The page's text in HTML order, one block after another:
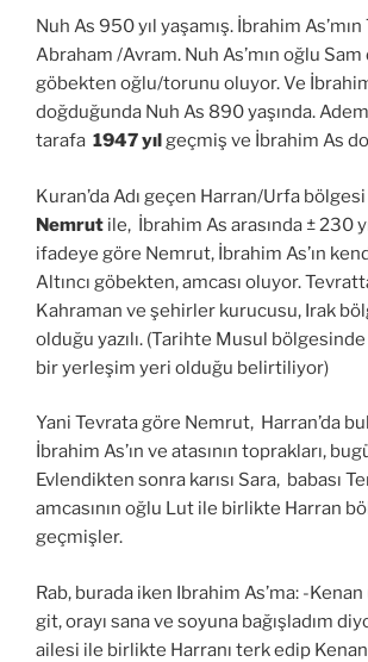
Nuh As 950 yıl yaşamış. İbrahim
Abraham /Avram. Nuh As’mın oğlu Sam
göbekten oğlu/torunu oluyor. Ve
doğduğunda Nuh As 890 yaşında. Adem
tarafa 1947 yıl geçmiş ve İbrahim As
Kuran’da Adı geçen Harran/Urfa
Nemrut ile, İbrahim As arasında ± 230
ifadeye göre Nemrut, İbrahim As’ın
Altıncı göbekten, amcası oluyor.
Kahraman ve şehirler kurucusu, Irak
olduğu yazılı. (Tarihte Musul
bir yerleşim yeri olduğu belirtiliyor)
Yani Tevrata göre Nemrut, Harran’da
İbrahim As’ın ve atasının toprakları,
Evlendikten sonra karısı Sara, babası
amcasının oğlu Lut ile birlikte Harran
geçmişler.
Rab, burada iken Ibrahim As’ma: -
git, orayı sana ve soyuna bağışladım
ailesi ile birlikte Harranı terk edip